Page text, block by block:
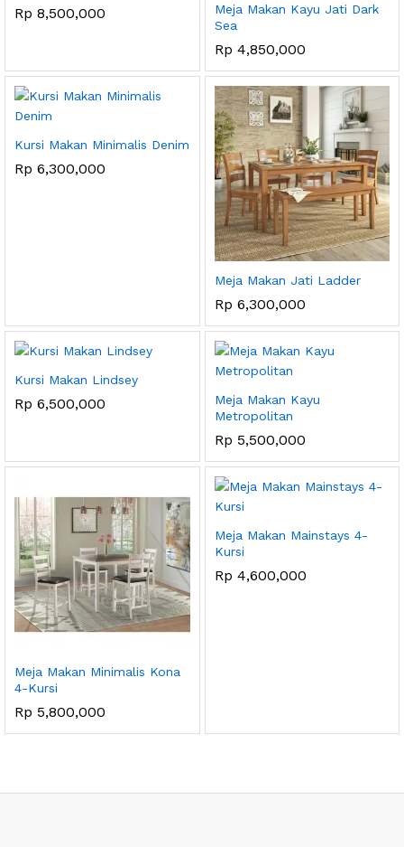
Rp 8,500,000
Meja Makan Kayu Jati Dark
Sea
Rp 4,850,000
Kursi Makan Minimalis Denim
Rp 6,300,000
Meja Makan Jati Ladder
Rp 6,300,000
Kursi Makan Lindsey
Rp 6,500,000
Meja Makan Kayu
Metropolitan
Rp 5,500,000
Meja Makan Minimalis Kona
4-Kursi
Rp 5,800,000
Meja Makan Mainstays 4-
Kursi
Rp 4,600,000